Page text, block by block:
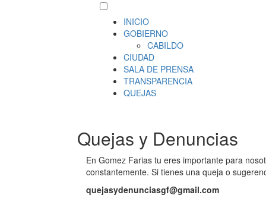
INICIO
GOBIERNO
CABILDO
CIUDAD
SALA DE PRENSA
TRANSPARENCIA
QUEJAS
Quejas y Denuncias
En Gomez Farias tu eres importante para
constantemente. Si tienes una queja o
quejasydenunciasgf@gmail.com